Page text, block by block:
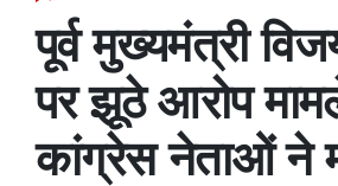
पूर्व मुख्यमंत्री
पर झूठे आरोप
कांग्रेस नेताओं ने